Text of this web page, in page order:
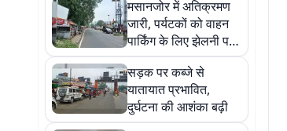
मसानजोर में अतिक्रमण
जारी, पर्यटकों को वाहन
पार्किंग के लिए झेलनी पड़
रही परेशानी
सड़क पर कब्जे से
यातायात प्रभावित,
दुर्घटना की आशंका बढ़ी